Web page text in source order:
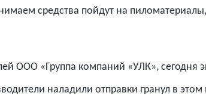
средства пойдут на
ООО «Группа компаний «УЛК», сегодня
наладили отправки гранул в